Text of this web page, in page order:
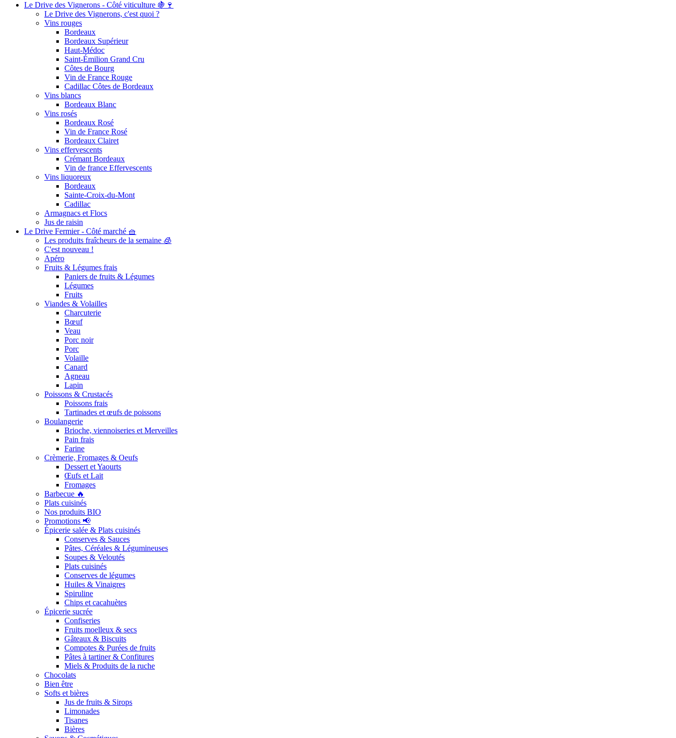
Le Drive des Vignerons - Côté viticulture 🍇🍷
Le Drive des Vignerons, c'est quoi ?
Vins rouges
Bordeaux
Bordeaux Supérieur
Haut-Médoc
Saint-Émilion Grand Cru
Côtes de Bourg
Vin de France Rouge
Cadillac Côtes de Bordeaux
Vins blancs
Bordeaux Blanc
Vins rosés
Bordeaux Rosé
Vin de France Rosé
Bordeaux Clairet
Vins effervescents
Crémant Bordeaux
Vin de france Effervescents
Vins liquoreux
Bordeaux
Sainte-Croix-du-Mont
Cadillac
Armagnacs et Flocs
Jus de raisin
Le Drive Fermier - Côté marché 🧺
Les produits fraîcheurs de la semaine 🧊
C'est nouveau !
Apéro
Fruits & Légumes frais
Paniers de fruits & Légumes
Légumes
Fruits
Viandes & Volailles
Charcuterie
Bœuf
Veau
Porc noir
Porc
Volaille
Canard
Agneau
Lapin
Poissons & Crustacés
Poissons frais
Tartinades et œufs de poissons
Boulangerie
Brioche, viennoiseries et Merveilles
Pain frais
Farine
Crèmerie, Fromages & Oeufs
Dessert et Yaourts
Œufs et Lait
Fromages
Barbecue 🔥
Plats cuisinés
Nos produits BIO
Promotions 📢
Épicerie salée & Plats cuisinés
Conserves & Sauces
Pâtes, Céréales & Légumineuses
Soupes & Veloutés
Plats cuisinés
Conserves de légumes
Huiles & Vinaigres
Spiruline
Chips et cacahuètes
Épicerie sucrée
Confiseries
Fruits moelleux & secs
Gâteaux & Biscuits
Compotes & Purées de fruits
Pâtes à tartiner & Confitures
Miels & Produits de la ruche
Chocolats
Bien être
Softs et bières
Jus de fruits & Sirops
Limonades
Tisanes
Bières